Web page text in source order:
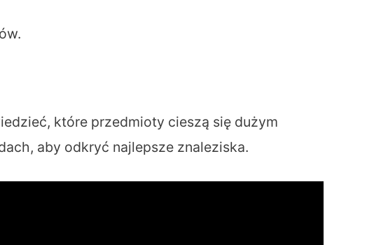
które przedmioty cieszą się dużym
aby odkryć najlepsze znaleziska.